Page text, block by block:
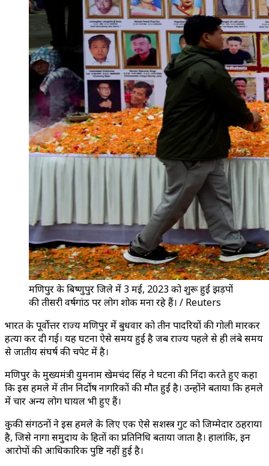
मणिपुर के बिष्णुपुर जिले में 3 मई, 2023 को शुरू हुई झड़पों
की तीसरी वर्षगांठ पर लोग शोक मना रहे हैं। / Reuters
भारत के पूर्वोत्तर राज्य मणिपुर में बुधवार को तीन पादरियों की गोली मारकर
हत्या कर दी गई। यह घटना ऐसे समय हुई है जब राज्य पहले से ही लंबे समय
से जातीय संघर्ष की चपेट में है।
मणिपुर के मुख्यमंत्री युमनाम खेमचंद सिंह ने घटना की निंदा करते हुए कहा
कि इस हमले में तीन निर्दोष नागरिकों की मौत हुई है। उन्होंने बताया कि हमले
में चार अन्य लोग घायल भी हुए हैं।
कुकी संगठनों ने इस हमले के लिए एक ऐसे सशस्त्र गुट को जिम्मेदार ठहराया
है, जिसे नागा समुदाय के हितों का प्रतिनिधि बताया जाता है। हालांकि, इन
आरोपों की आधिकारिक पुष्टि नहीं हुई है।